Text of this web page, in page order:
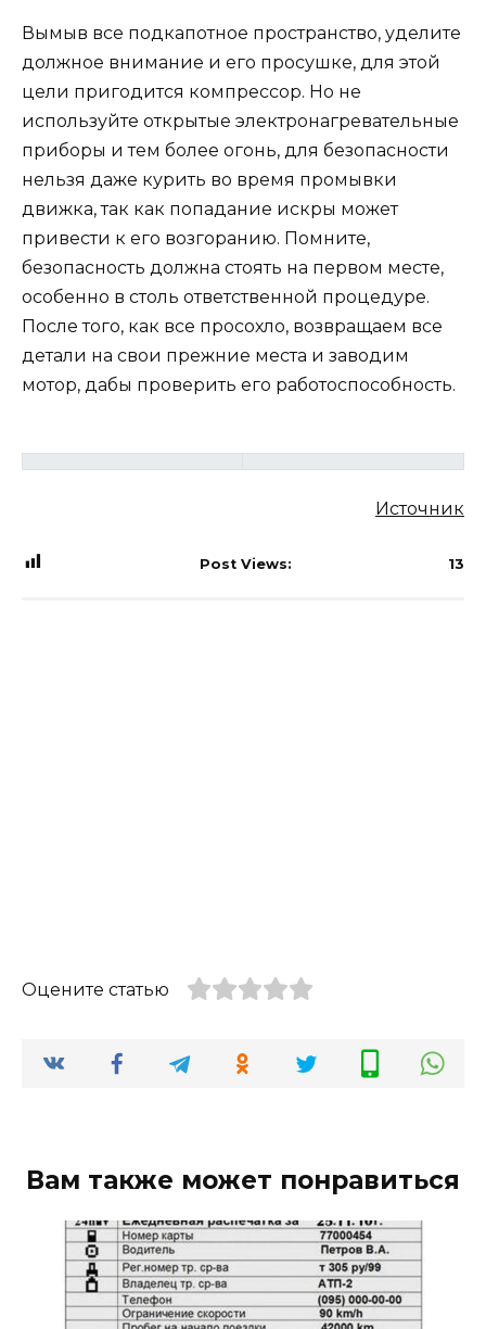
Вымыв все подкапотное пространство, уделите
должное внимание и его просушке, для этой
цели пригодится компрессор. Но не
используйте открытые электронагревательные
приборы и тем более огонь, для безопасности
нельзя даже курить во время промывки
движка, так как попадание искры может
привести к его возгоранию. Помните,
безопасность должна стоять на первом месте,
особенно в столь ответственной процедуре.
После того, как все просохло, возвращаем все
детали на свои прежние места и заводим
мотор, дабы проверить его работоспособность.
Источник
Post Views: 13
Оцените статью
Вам также может понравиться